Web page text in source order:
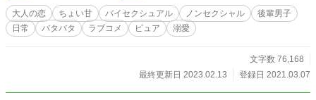
運無し、男性嫌悪、男性恐怖症、口が悪い。 ★忽那 透真（くつな とうま）♂
２０歳、新入社員。 バイセクシャル、距離感皆無、性の価値観がゆるい。 本
人無意識、綾に一目惚れ、実は初恋。 変態的に綾への愛情が強い。 綾へのみ変
男、気遣いの人平坂英智。 女性社員から人気、綾が入社時の教育担当。 ～＊～
＊～＊～＊～＊～＊～＊～ ・更新について：不定期、21：00 ※注意※ ・バイ
が出てくるかもしれません。 お気をつけてお読みいただき、苦手でしたらそっ
大人の恋 ちょい甘 バイセクシュアル ノンセクシャル
後輩男子
日常
バタバタ ラブコメ ピュア 溺愛
文字数 76,168
最終更新日 2023.02.13
登録日 2021.03.07